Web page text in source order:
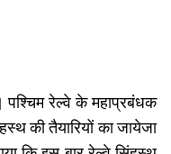
पश्चिम रेल्वे के महाप्रबंधक
की तैयारियों का जायेजा